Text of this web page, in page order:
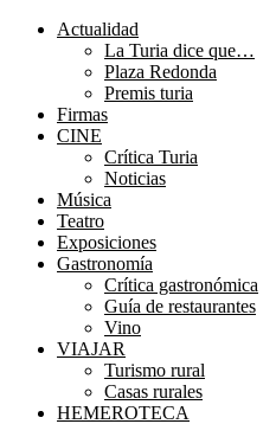
Menú
Actualidad
La Turia dice que…
Plaza Redonda
Premis turia
Firmas
CINE
Crítica Turia
Noticias
Música
Teatro
Exposiciones
Gastronomía
Crítica gastronómica
Guía de restaurantes
Vino
VIAJAR
Turismo rural
Casas rurales
HEMEROTECA